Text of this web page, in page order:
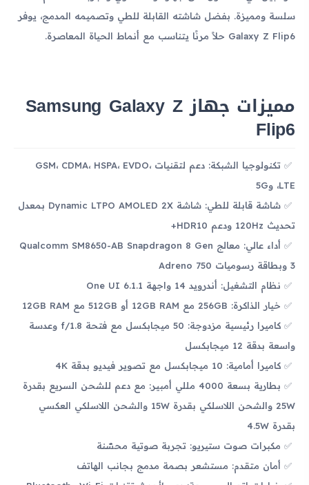
سلسة ومميزة. بفضل شاشته القابلة للطي وتصميمه المدمج، يوفر
Galaxy Z Flip6 حلاً مرنًا يتناسب مع أنماط الحياة المعاصرة.
مميزات جهاز Samsung Galaxy Z
Flip6
تكنولوجيا الشبكة: دعم لتقنيات GSM، CDMA، HSPA، EVDO،
LTE، و5G
شاشة قابلة للطي: شاشة Dynamic LTPO AMOLED 2X بمعدل
تحديث 120Hz ودعم HDR10+
أداء عالي: معالج Qualcomm SM8650-AB Snapdragon 8 Gen
3 وبطاقة رسوميات Adreno 750
نظام التشغيل: أندرويد 14 واجهة One UI 6.1.1
خيار الذاكرة: 256GB مع 12GB RAM أو 512GB مع 12GB RAM
كاميرا رئيسية مزدوجة: 50 ميجابكسل مع فتحة f/1.8 وعدسة
واسعة بدقة 12 ميجابكسل
كاميرا أمامية: 10 ميجابكسل مع تصوير فيديو بدقة 4K
بطارية بسعة 4000 مللي أمبير: مع دعم للشحن السريع بقدرة
25W والشحن اللاسلكي بقدرة 15W والشحن اللاسلكي العكسي
بقدرة 4.5W
مكبرات صوت ستيريو: تجربة صوتية محسّنة
أمان متقدم: مستشعر بصمة مدمج بجانب الهاتف